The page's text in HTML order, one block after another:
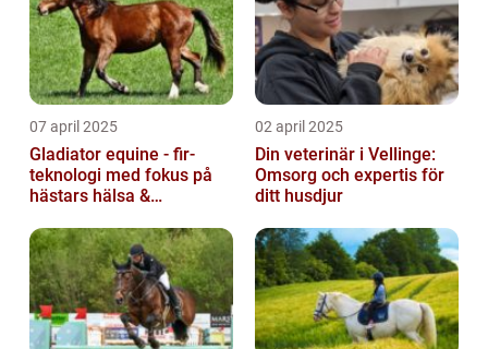
07 april 2025
Gladiator equine - fir-
teknologi med fokus på
hästars hälsa &
02 april 2025
Din veterinär i Vellinge:
Omsorg och expertis för
ditt husdjur